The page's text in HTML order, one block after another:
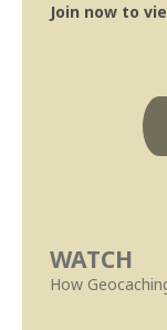
Join now to
WATCH
How